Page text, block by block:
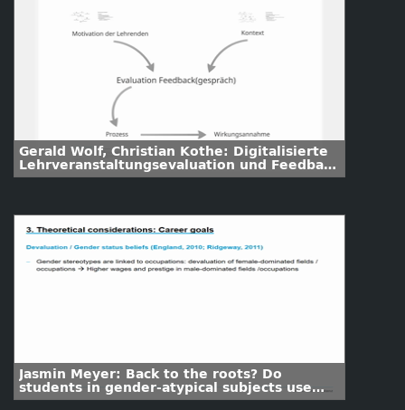
Gerald Wolf, Christian Kothe: Digitalisierte
Lehrveranstaltungsevaluation und Feedback
- Perspektiven von Lehrenden und
Jasmin Meyer: Back to the roots? Do
students in gender-atypical subjects use
their change of subject to make a more